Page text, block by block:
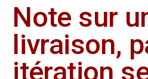
Note sur
livraison,
itération